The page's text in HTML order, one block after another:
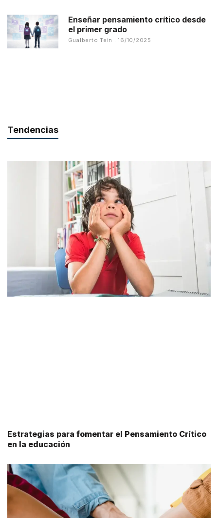
Enseñar pensamiento crítico desde
el primer grado
Gualberto Tein 16/10/2025
Tendencias
Estrategias para fomentar el Pensamiento Crítico
en la educación